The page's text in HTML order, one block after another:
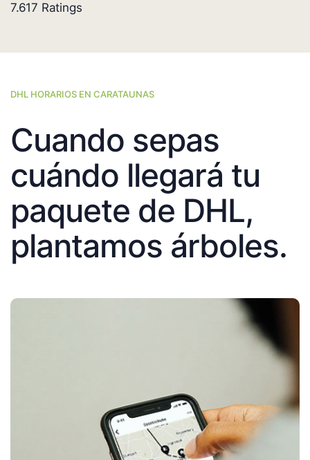
7.617 Ratings
DHL HORARIOS EN CARATAUNAS
Cuando sepas
cuándo llegará tu
paquete de DHL,
plantamos árboles.